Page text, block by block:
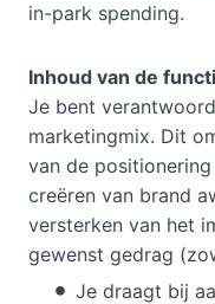
in-park spending.
Inhoud van de
Je bent
marketingmix. Dit
van de
creëren van brand
versterken van het
gewenst gedrag
Je draagt bij